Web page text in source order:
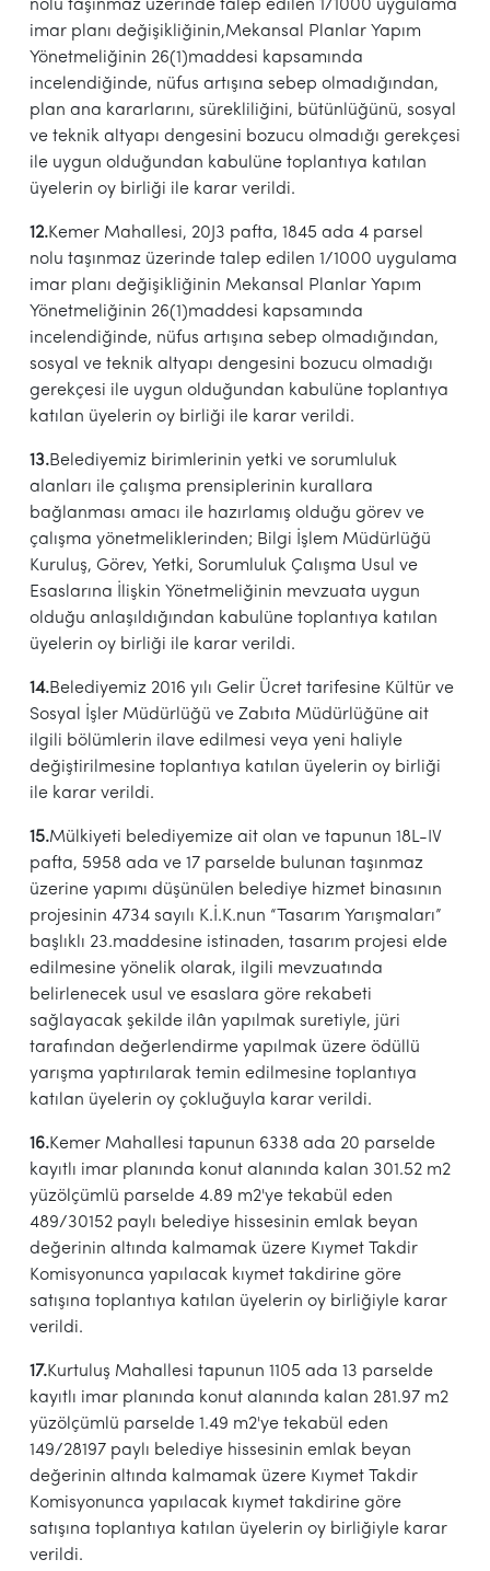
nolu taşınmaz üzerinde talep edilen 1/1000 uygulama
imar planı değişikliğinin,Mekansal Planlar Yapım
Yönetmeliğinin 26(1)maddesi kapsamında
incelendiğinde, nüfus artışına sebep olmadığından,
plan ana kararlarını, sürekliliğini, bütünlüğünü, sosyal
ve teknik altyapı dengesini bozucu olmadığı gerekçesi
ile uygun olduğundan kabulüne toplantıya katılan
üyelerin oy birliği ile karar verildi.
12.Kemer Mahallesi, 20J3 pafta, 1845 ada 4 parsel
nolu taşınmaz üzerinde talep edilen 1/1000 uygulama
imar planı değişikliğinin Mekansal Planlar Yapım
Yönetmeliğinin 26(1)maddesi kapsamında
incelendiğinde, nüfus artışına sebep olmadığından,
sosyal ve teknik altyapı dengesini bozucu olmadığı
gerekçesi ile uygun olduğundan kabulüne toplantıya
katılan üyelerin oy birliği ile karar verildi.
13.Belediyemiz birimlerinin yetki ve sorumluluk
alanları ile çalışma prensiplerinin kurallara
bağlanması amacı ile hazırlamış olduğu görev ve
çalışma yönetmeliklerinden; Bilgi İşlem Müdürlüğü
Kuruluş, Görev, Yetki, Sorumluluk Çalışma Usul ve
Esaslarına İlişkin Yönetmeliğinin mevzuata uygun
olduğu anlaşıldığından kabulüne toplantıya katılan
üyelerin oy birliği ile karar verildi.
14.Belediyemiz 2016 yılı Gelir Ücret tarifesine Kültür ve
Sosyal İşler Müdürlüğü ve Zabıta Müdürlüğüne ait
ilgili bölümlerin ilave edilmesi veya yeni haliyle
değiştirilmesine toplantıya katılan üyelerin oy birliği
ile karar verildi.
15.Mülkiyeti belediyemize ait olan ve tapunun 18L-IV
pafta, 5958 ada ve 17 parselde bulunan taşınmaz
üzerine yapımı düşünülen belediye hizmet binasının
projesinin 4734 sayılı K.İ.K.nun “Tasarım Yarışmaları”
başlıklı 23.maddesine istinaden, tasarım projesi elde
edilmesine yönelik olarak, ilgili mevzuatında
belirlenecek usul ve esaslara göre rekabeti
sağlayacak şekilde ilân yapılmak suretiyle, jüri
tarafından değerlendirme yapılmak üzere ödüllü
yarışma yaptırılarak temin edilmesine toplantıya
katılan üyelerin oy çokluğuyla karar verildi.
16.Kemer Mahallesi tapunun 6338 ada 20 parselde
kayıtlı imar planında konut alanında kalan 301.52 m2
yüzölçümlü parselde 4.89 m2'ye tekabül eden
489/30152 paylı belediye hissesinin emlak beyan
değerinin altında kalmamak üzere Kıymet Takdir
Komisyonunca yapılacak kıymet takdirine göre
satışına toplantıya katılan üyelerin oy birliğiyle karar
verildi.
17.Kurtuluş Mahallesi tapunun 1105 ada 13 parselde
kayıtlı imar planında konut alanında kalan 281.97 m2
yüzölçümlü parselde 1.49 m2'ye tekabül eden
149/28197 paylı belediye hissesinin emlak beyan
değerinin altında kalmamak üzere Kıymet Takdir
Komisyonunca yapılacak kıymet takdirine göre
satışına toplantıya katılan üyelerin oy birliğiyle karar
verildi.